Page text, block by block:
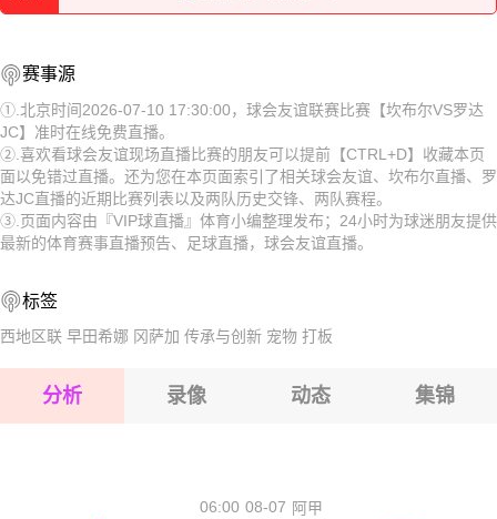
2026-08-15 【球会友谊】 坎布尔VS罗达JC
2026-08-14 【球会友谊】 坎布尔VS罗达JC
2026-08-15 【球会友谊】 坎布尔VS罗达JC
2026-08-15 【球会友谊】 坎布尔VS罗达JC
2026-08-15 【球会友谊】 坎布尔VS罗达JC
2026-08-15 【球会友谊】 坎布尔VS罗达JC
赛事源
①.北京时间2026-07-10 17:30:00，球会友谊联赛比赛【坎布尔VS罗达
JC】准时在线免费直播。
②.喜欢看球会友谊现场直播比赛的朋友可以提前【CTRL+D】收藏本页
面以免错过直播。还为您在本页面索引了相关球会友谊、坎布尔直播、罗
达JC直播的近期比赛列表以及两队历史交锋、两队赛程。
③.页面内容由『VIP球直播』体育小编整理发布；24小时为球迷朋友提供
最新的体育赛事直播预告、足球直播，球会友谊直播。
标签
西地区联 早田希娜 冈萨加 传承与创新 宠物 打板
分析 录像 动态 集锦
08-07
06:00 阿甲